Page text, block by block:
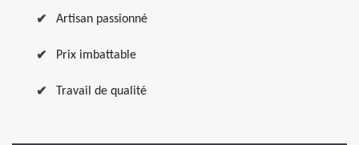
Artisan passionné
Prix imbattable
Travail de qualité